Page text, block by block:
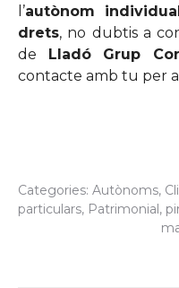
l’autònom
drets, no dubtis a
de Lladó Grup
contacte amb tu per a
Categories: Autònoms,
particulars, Patrimonial,